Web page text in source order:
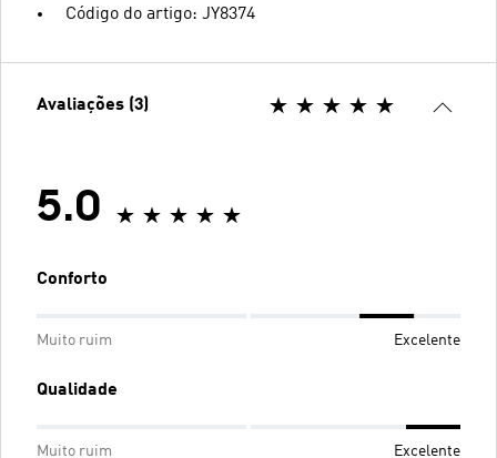
Código do artigo: JY8374
Avaliações (3)
5.0
Conforto
Muito ruim Excelente
Qualidade
Muito ruim Excelente